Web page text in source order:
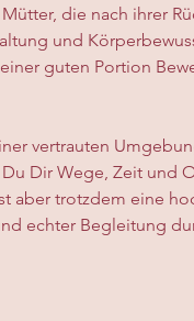
die nach ihrer
und
guten Portion
vertrauten
Dir Wege, Zeit und
trotzdem eine
echter Begleitung